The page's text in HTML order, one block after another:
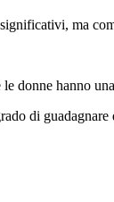
ma
le donne hanno
di